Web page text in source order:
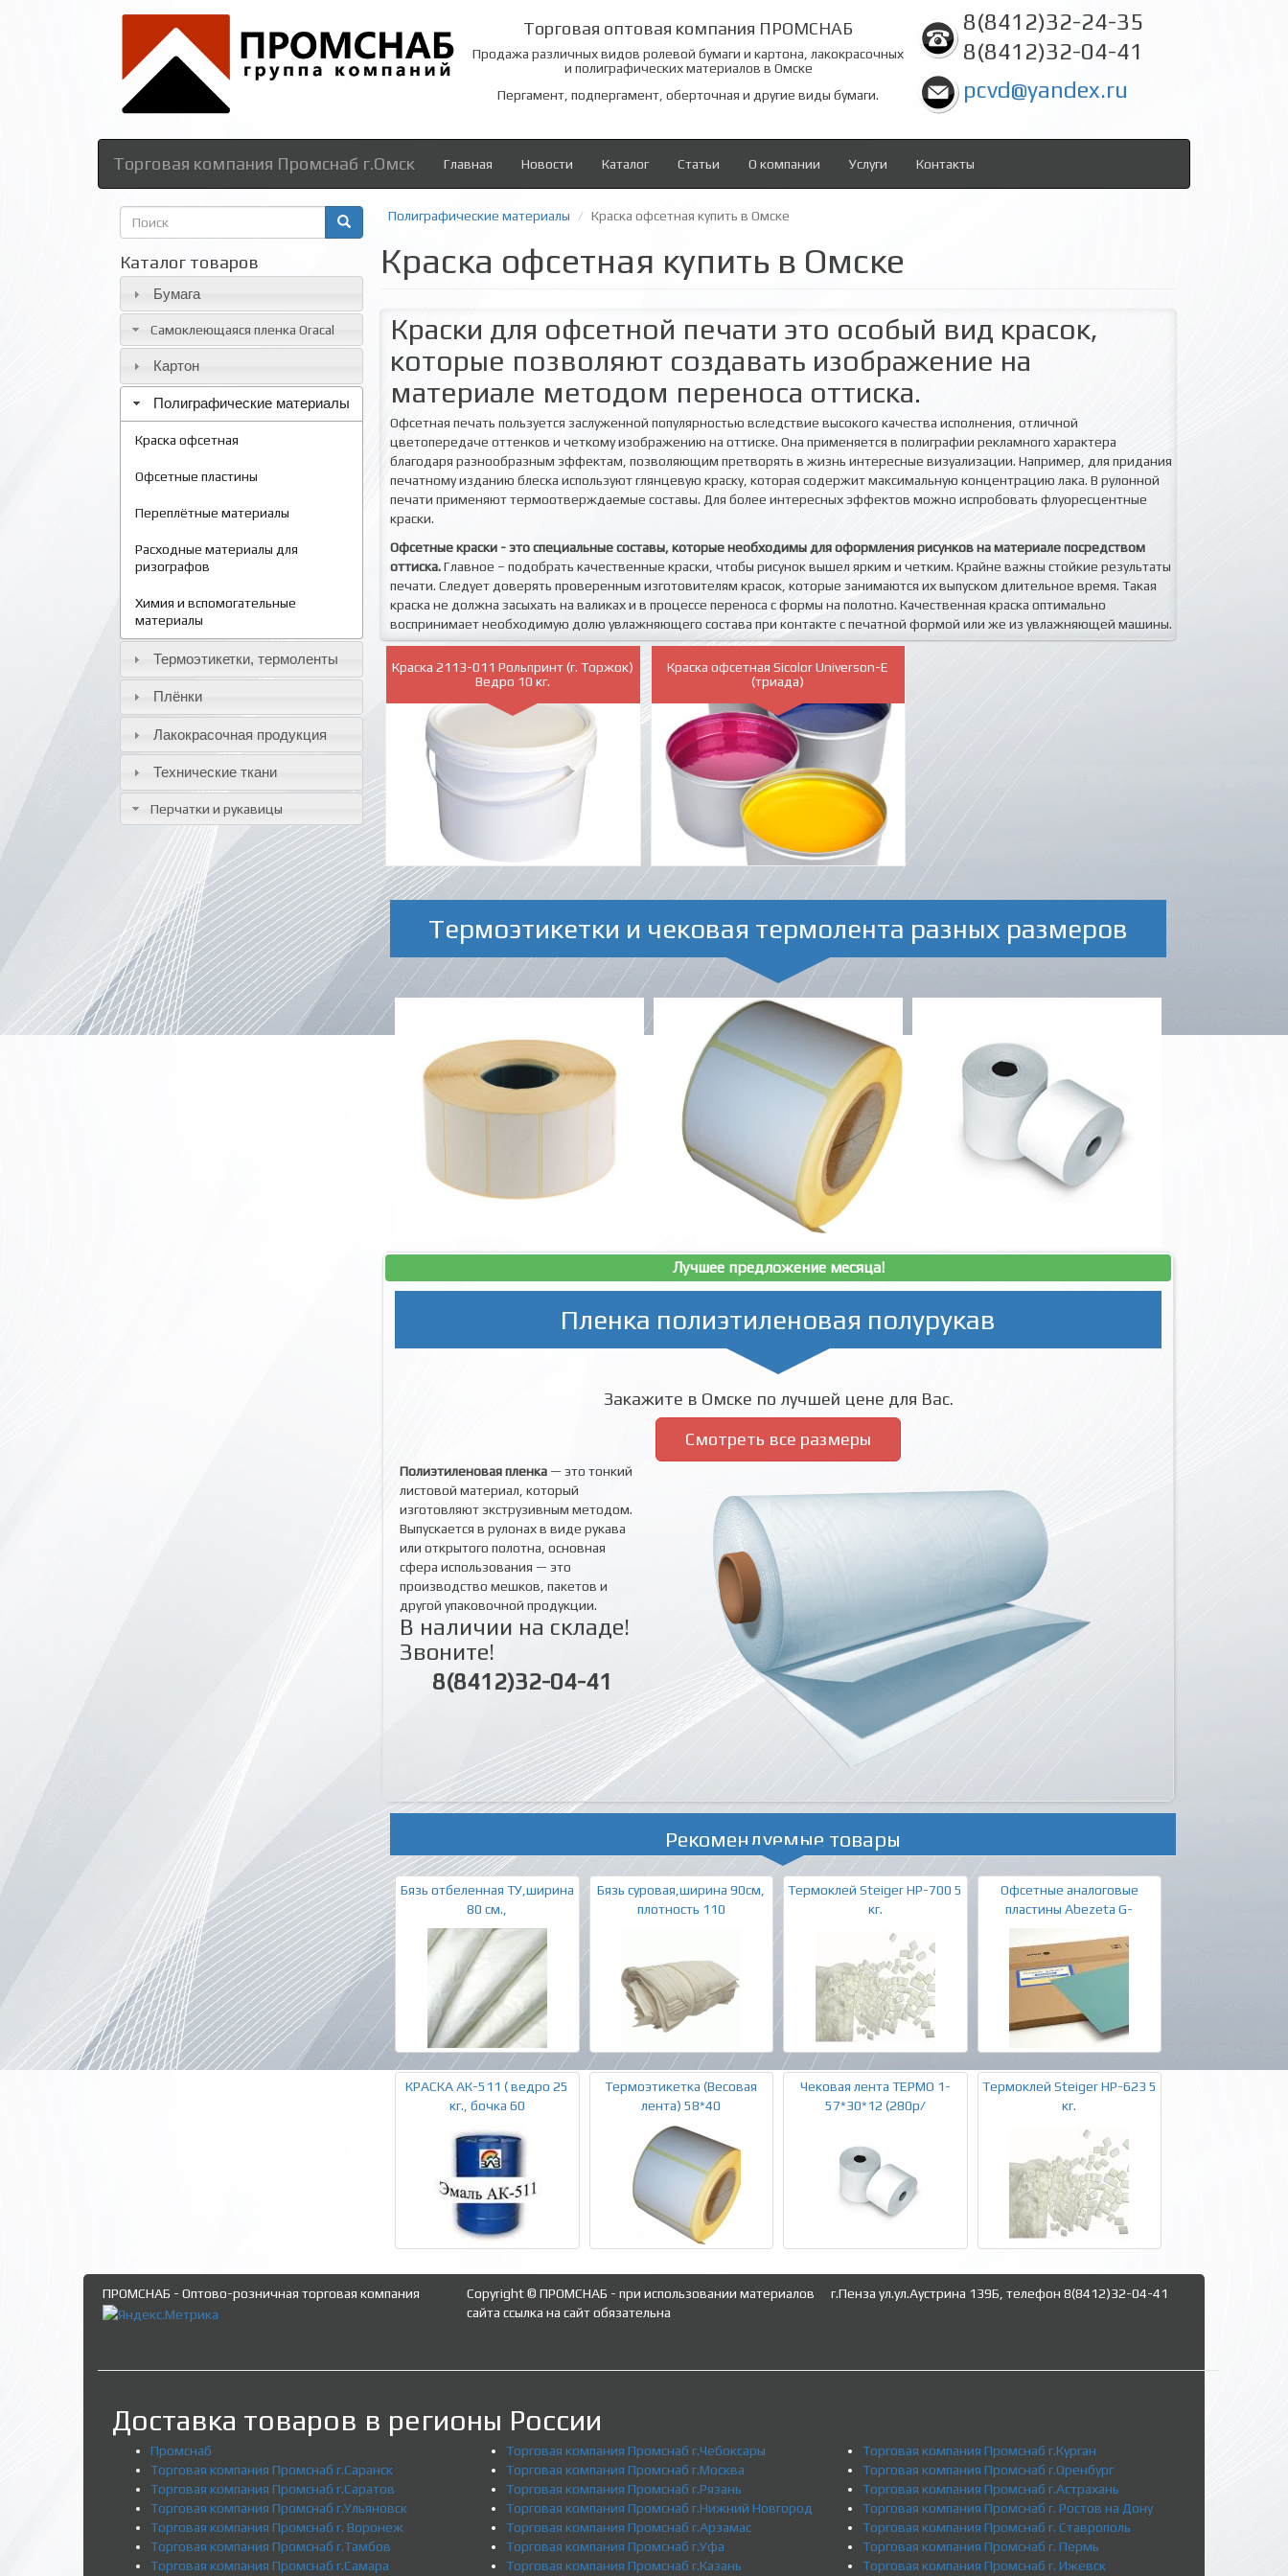
Торговая оптовая компания ПРОМСНАБ
Продажа различных видов ролевой бумаги и картона, лакокрасочных
и полиграфических материалов в Омске
Пергамент, подпергамент, оберточная и другие виды бумаги.
8(8412)32-24-35
8(8412)32-04-41
pcvd@yandex.ru
Торговая компания Промснаб г.Омск Главная Новости Каталог Статьи О компании Услуги Контакты
Форма
поиска
Каталог товаров
Бумага
Самоклеющаяся пленка Oracal
Картон
Полиграфические материалы
Краска офсетная
Офсетные пластины
Переплётные материалы
Расходные материалы для
ризографов
Химия и вспомогательные
материалы
Термоэтикетки, термоленты
Плёнки
Лакокрасочная продукция
Технические ткани
Перчатки и рукавицы
Полиграфические материалы Краска офсетная купить в Омске
Краска офсетная купить в Омске
Краски для офсетной печати это особый вид красок,
которые позволяют создавать изображение на
материале методом переноса оттиска.
Офсетная печать пользуется заслуженной популярностью вследствие высокого качества исполнения, отличной
цветопередаче оттенков и четкому изображению на оттиске. Она применяется в полиграфии рекламного характера
благодаря разнообразным эффектам, позволяющим претворять в жизнь интересные визуализации. Например, для придания
печатному изданию блеска используют глянцевую краску, которая содержит максимальную концентрацию лака. В рулонной
печати применяют термоотверждаемые составы. Для более интересных эффектов можно испробовать флуоресцентные
краски.
Офсетные краски - это специальные составы, которые необходимы для оформления рисунков на материале посредством
оттиска.Главное – подобрать качественные краски, чтобы рисунок вышел ярким и четким. Крайне важны стойкие результаты
печати. Следует доверять проверенным изготовителям красок, которые занимаются их выпуском длительное время. Такая
краска не должна засыхать на валиках и в процессе переноса с формы на полотно. Качественная краска оптимально
воспринимает необходимую долю увлажняющего состава при контакте с печатной формой или же из увлажняющей машины.
Краска 2113-011 Рольпринт (г. Торжок)
Ведро 10 кг.
Краска офсетная Sicolor Universon-E
(триада)
Термоэтикетки и чековая термолента разных размеров
Лучшее предложение месяца!
Пленка полиэтиленовая полурукав
Закажите в Омске по лучшей цене для Вас.
Смотреть все размеры
Полиэтиленовая пленка — это тонкий
листовой материал, который
изготовляют экструзивным методом.
Выпускается в рулонах в виде рукава
или открытого полотна, основная
сфера использования — это
производство мешков, пакетов и
другой упаковочной продукции.
В наличии на складе!
Звоните!
8(8412)32-04-41
Рекомендуемые товары
Бязь отбеленная ТУ,ширина
80 см.,
Бязь суровая,ширина 90см,
плотность 110
Термоклей Steiger HP-700 5
кг.
Офсетные аналоговые
пластины Abezeta G-
КРАСКА АК-511 ( ведро 25
кг., бочка 60
Термоэтикетка (Весовая
лента) 58*40
Чековая лента ТЕРМО 1-
57*30*12 (280р/
Термоклей Steiger HP-623 5
кг.
ПРОМСНАБ - Оптово-розничная торговая компания
Copyright © ПРОМСНАБ - при использовании материалов
сайта ссылка на сайт обязательна
г.Пенза ул.ул.Аустрина 139Б, телефон 8(8412)32-04-41
Доставка товаров в регионы России
Промснаб
Торговая компания Промснаб г.Саранск
Торговая компания Промснаб г.Саратов
Торговая компания Промснаб г.Ульяновск
Торговая компания Промснаб г. Воронеж
Торговая компания Промснаб г.Тамбов
Торговая компания Промснаб г.Самара
Торговая компания Промснаб г.Чебоксары
Торговая компания Промснаб г.Москва
Торговая компания Промснаб г.Рязань
Торговая компания Промснаб г.Нижний Новгород
Торговая компания Промснаб г.Арзамас
Торговая компания Промснаб г.Уфа
Торговая компания Промснаб г.Казань
Торговая компания Промснаб г.Курган
Торговая компания Промснаб г.Оренбург
Торговая компания Промснаб г.Астрахань
Торговая компания Промснаб г. Ростов на Дону
Торговая компания Промснаб г. Ставрополь
Торговая компания Промснаб г. Пермь
Торговая компания Промснаб г. Ижевск